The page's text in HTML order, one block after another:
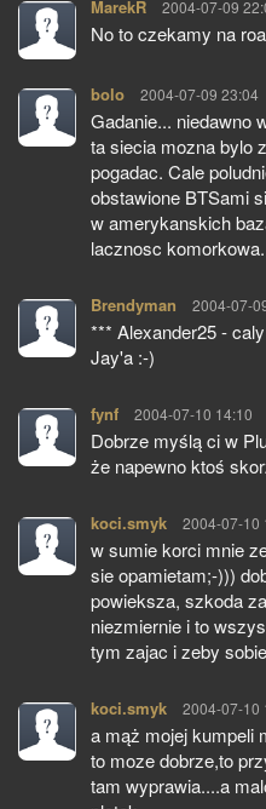
MarekR pisze:
2004-07-09
No to czekamy na
bolo pisze:
2004-07-09 23:04
Gadanie... niedawno
ta siecia mozna bylo
pogadac. Cale
obstawione BTSami
w amerykanskich
lacznosc komorkowa.
Brendyman pisze:
2004-07-
*** Alexander25 -
Jay'a :-)
fynf pisze:
2004-07-10 14:10
Dobrze myślą ci w
że napewno ktoś
koci.smyk pisze:
2004-07-10
w sumie korci mnie
sie opamietam;-)))
powieksza, szkoda
niezmiernie i to
tym zajac i zeby
koci.smyk pisze:
2004-07-10
a mąż mojej kumpeli
to moze dobrze,to
tam wyprawia....a